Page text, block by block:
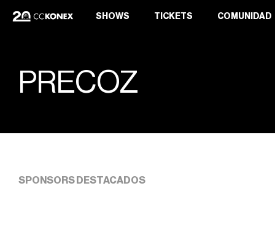
SHOWS TICKETS COMUNIDAD
PRECOZ
SPONSORS DESTACADOS